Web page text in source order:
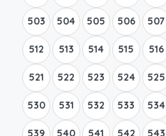
503 504 505 506 507
512 513 514 515 516
521 522 523 524 525
530 531 532 533 534
539 540 541 542 543